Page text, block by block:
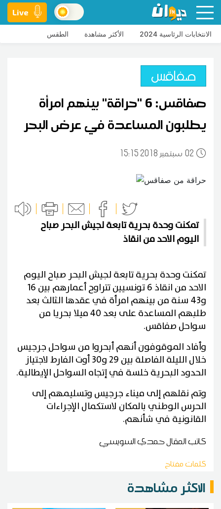
Live
الانتخابات الرئاسية 2024 الأكثر مشاهدة الطقس
صفاقس
صفاقس: 6 ''حراقة'' بينهم امرأة
يطلبون المساعدة في عرض البحر
02 15:15 2018 سبتمبر
تمكنت وحدة بحرية تابعة لجيش البحر صباح
اليوم الاحد من انقاذ
تمكنت وحدة بحرية تابعة لجيش البحر صباح اليوم
الاحد من انقاذ 6 تونسيين تتراوح أعمارهم بين 16
و43 سنة من بينهم امرأة في عقدها الثالث بعد
طلبهم المساعدة على بعد 40 ميلا بحريا من
سواحل صفاقس.
وأفاد الموقوفون أنهم أبحروا من سواحل جرجيس
خلال الليلة الفاصلة بين 29 و30 أوت الفارط لاجتياز
الحدود البحرية خلسة في إتجاه السواحل الإيطالية.
وتم نقلهم إلى ميناء جرجيس وتسليمهم إلى
الحرس الوطني بالمكان لاستكمال الإجراءات
القانونية في شأنهم.
كاتب المقالحمدي السويسي
كلمات مفتاح
الاكثر مشاهدة